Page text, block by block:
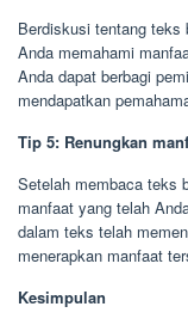
Berdiskusi tentang teks
Anda memahami
Anda dapat berbagi
mendapatkan
Tip 5: Renungkan
Setelah membaca teks
manfaat yang telah
dalam teks telah
menerapkan manfaat
Kesimpulan